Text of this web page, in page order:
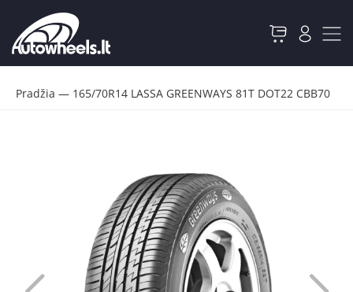
Pradžia — 165/70R14 LASSA GREENWAYS 81T DOT22 CBB70